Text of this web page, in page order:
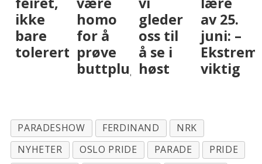
homo
for å
prøve
buttplugg
gleder
oss til
å se i
høst
av 25.
juni: –
Ekstremt
viktig
– skal
hete
Duellen
PARADESHOW FERDINAND
NRK
NYHETER
OSLO PRIDE PARADE
PRIDE